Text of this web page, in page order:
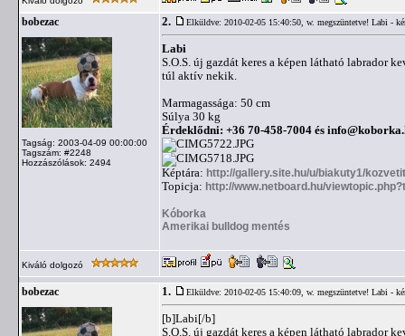
bobezac
Tagság: 2003-04-09 00:00:00
Tagszám: #2248
Hozzászólások: 2494
2. Elküldve: 2010-02-05 15:40:50, w. megszüntetve! Labi -
Labi
S.O.S. új gazdát keres a képen látható labrador
túl aktív nekik.
Marmagassága: 50 cm
Súlya 30 kg
Érdeklődni: +36 70-458-7004 és
Képtára: http://gallery.site.hu/u/biakuty1/
Topicja: http://www.netboard.hu/
Kóborka
Amerikai bulldog mentés
Kiváló dolgozó
bobezac 1. Elküldve: 2010-02-05 15:40:09, w. megszüntetve! Labi -
[b]Labi[/b]
S.O.S. új gazdát keres a képen látható labrador